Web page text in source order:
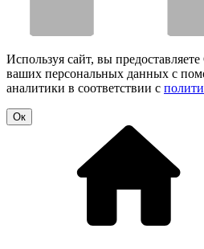
Используя сайт, вы
ваших персональных данных с
аналитики в соответствии с
Oк